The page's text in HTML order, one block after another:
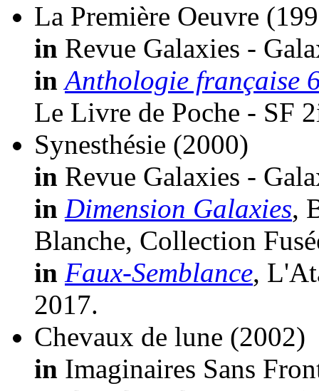
La Première Oeuvre
in Revue Galaxies -
in Anthologie française
Le Livre de Poche - SF
Synesthésie (2000)
in Revue Galaxies -
in Dimension Galaxies,
Blanche, Collection
in Faux-Semblance,
2017.
Chevaux de lune (2002)
in Imaginaires Sans